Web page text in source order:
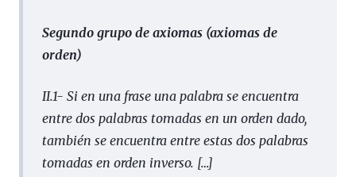
Segundo grupo de axiomas (axiomas de
orden)
II.1- Si en una frase una palabra se encuentra
entre dos palabras tomadas en un orden dado,
también se encuentra entre estas dos palabras
tomadas en orden inverso. […]